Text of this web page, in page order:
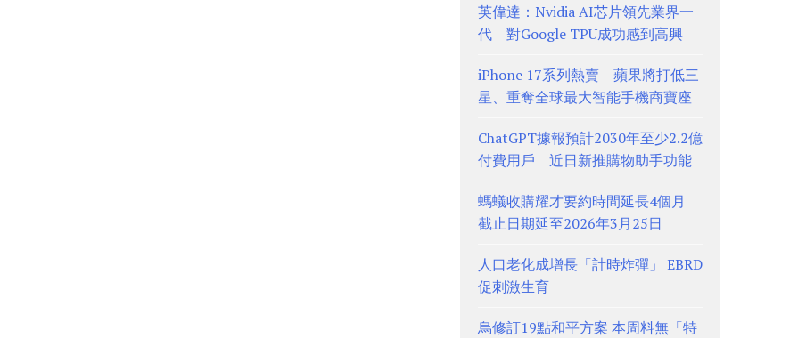
英偉達：Nvidia AI芯片領先業界一
代 對Google TPU成功感到高興
iPhone 17系列熱賣 蘋果將打低三
星、重奪全球最大智能手機商寶座
ChatGPT據報預計2030年至少2.2億
付費用戶 近日新推購物助手功能
螞蟻收購耀才要約時間延長4個月
截止日期延至2026年3月25日
人口老化成增長「計時炸彈」 EBRD
促刺激生育
烏修訂19點和平方案 本周料無「特